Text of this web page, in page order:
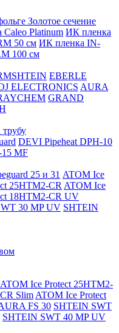
Золотое сечение
Platinum ИК пленка
50 см ИК пленка IN-
100 см
EBERLE
ELECTRONICS AURA
GRAND
трубу
DEVI Pipeheat DPH-10
MF
25 и 31 ATOM Ice
25HTM2-CR ATOM Ice
18HTM2-CR UV
30 MP UV SHTEIN
ATOM Ice Protect 25HTM2-
Slim ATOM Ice Protect
FS 30 SHTEIN SWT
SHTEIN SWT 40 MP UV